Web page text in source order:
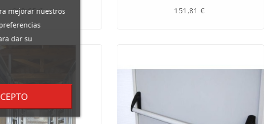
203,65 € Precio 151,81 €
mejorar nuestros
dar su